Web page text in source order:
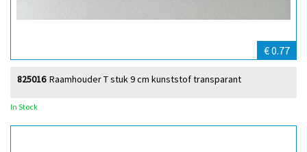
€ 0.77
Raamhouder T stuk 9 cm kunststof transparant
825016
In Stock